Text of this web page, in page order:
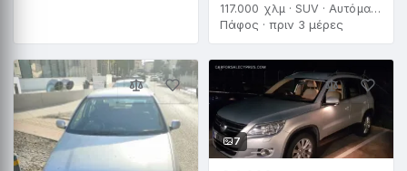
117.000 χλμ · SUV · Αυτόματο
Πάφος · πριν 3 μέρες
7